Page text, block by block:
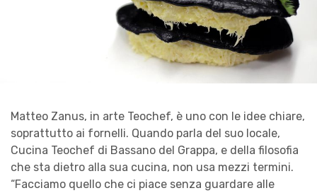
Matteo Zanus, in arte Teochef, è uno con le idee chiare,
soprattutto ai fornelli. Quando parla del suo locale,
Cucina Teochef di Bassano del Grappa, e della filosofia
che sta dietro alla sua cucina, non usa mezzi termini.
“Facciamo quello che ci piace senza guardare alle